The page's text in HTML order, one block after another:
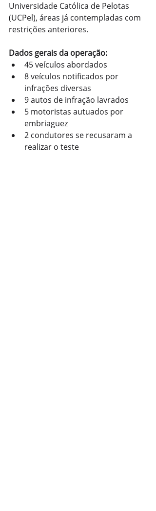
Universidade Católica de Pelotas
(UCPel), áreas já contempladas com
restrições anteriores.
Dados gerais da operação:
45 veículos abordados
8 veículos notificados por
infrações diversas
9 autos de infração lavrados
5 motoristas autuados por
embriaguez
2 condutores se recusaram a
realizar o teste